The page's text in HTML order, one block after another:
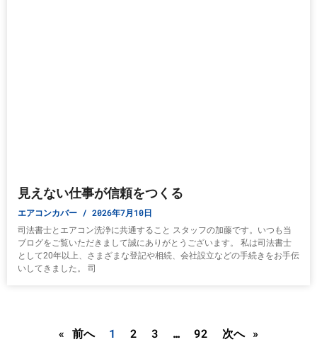
見えない仕事が信頼をつくる
エアコンカバー 2026年7月10日
司法書士とエアコン洗浄に共通すること スタッフの加藤です。いつも当
ブログをご覧いただきまして誠にありがとうございます。 私は司法書士
として20年以上、さまざまな登記や相続、会社設立などの手続きをお手伝
いしてきました。 司
« 前へ 1 2 3 … 92 次へ »